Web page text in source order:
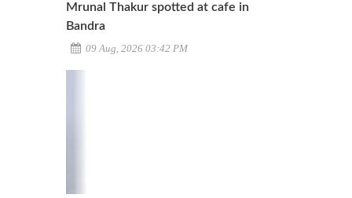
Mrunal Thakur spotted at cafe in
Bandra
09 Aug, 2026 03:42 PM